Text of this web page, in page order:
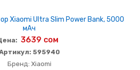
Xiaomi Ultra Slim Power Bank, 5000
мАч
3639 сом
595940
Бренд: Xiaomi